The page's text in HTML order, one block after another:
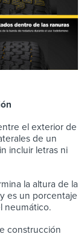
el exterior de
de un
incluir letras ni
la altura de la
es un porcentaje
neumático.
construcción